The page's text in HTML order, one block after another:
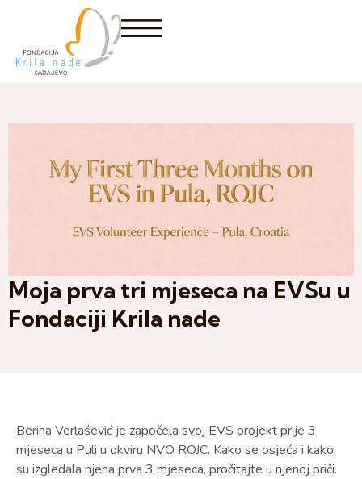
Moja prva tri mjeseca na EVSu u
Fondaciji Krila nade
Berina Verlašević je započela svoj EVS projekt prije 3
mjeseca u Puli u okviru NVO ROJC. Kako se osjeća i kako
su izgledala njena prva 3 mjeseca, pročitajte u njenoj priči.